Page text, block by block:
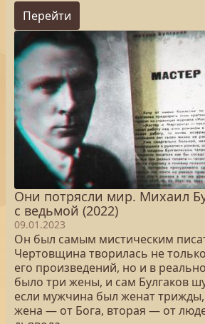
Перейти
Они потрясли мир. Михаил
с ведьмой (2022)
09.01.2023
Он был самым мистическим
Чертовщина творилась не
его произведений, но и в
было три жены, и сам Булгаков
если мужчина был женат трижды,
жена — от Бога, вторая — от